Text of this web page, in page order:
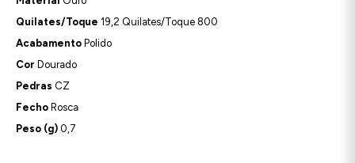
Quilates/Toque 19,2 Quilates/Toque 800
Acabamento Polido
Cor Dourado
Pedras CZ
Fecho Rosca
Peso (g) 0,7